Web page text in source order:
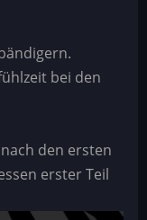
bei den
den ersten
erster Teil